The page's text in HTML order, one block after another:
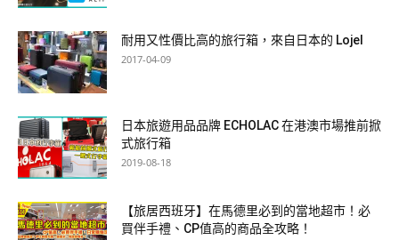
耐用又性價比高的旅行箱，來自日本的 Lojel
2017-04-09
日本旅遊用品品牌 ECHOLAC 在港澳市場推前掀
式旅行箱
2019-08-18
【旅居西班牙】在馬德里必到的當地超市！必
買伴手禮、CP值高的商品全攻略！